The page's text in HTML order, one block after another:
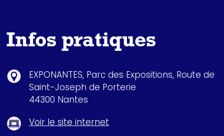
Infos pratiques
EXPONANTES, Parc des Expositions, Route de
Saint-Joseph de Porterie
44300 Nantes
Voir le site internet